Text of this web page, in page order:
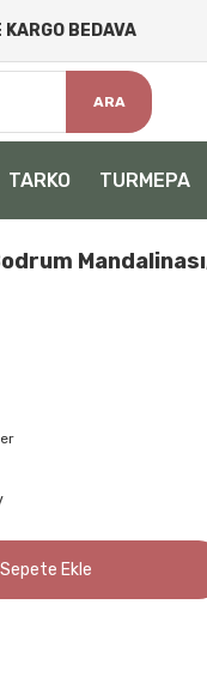
BEDAVA
ARA
TARKO TURMEPA
Sepete Ekle